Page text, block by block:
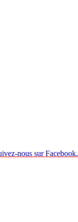
nous sur Facebook.